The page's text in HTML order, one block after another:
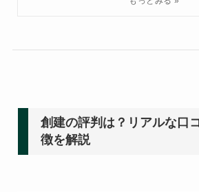
創建の評判は？リアルな口
徴を解説